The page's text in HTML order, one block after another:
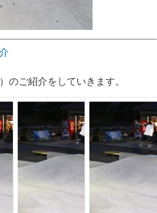
のご紹介をしていきます。